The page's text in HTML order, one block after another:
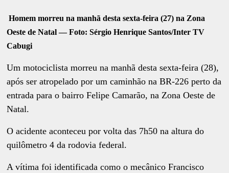
Homem morreu na manhã desta sexta-feira (27) na Zona
Oeste de Natal — Foto: Sérgio Henrique Santos/Inter TV
Cabugi
Um motociclista morreu na manhã desta sexta-feira (28),
após ser atropelado por um caminhão na BR-226 perto da
entrada para o bairro Felipe Camarão, na Zona Oeste de
Natal.
O acidente aconteceu por volta das 7h50 na altura do
quilômetro 4 da rodovia federal.
A vítima foi identificada como o mecânico Francisco